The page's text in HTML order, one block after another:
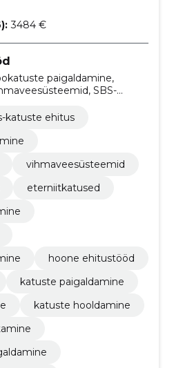
3484 €
paigaldamine,
SBS-
korstnaotsade
korstnaotsade
katuste ehitus
vihmaveesüsteemid
eterniitkatused
hoone ehitustööd
katuste paigaldamine
katuste hooldamine